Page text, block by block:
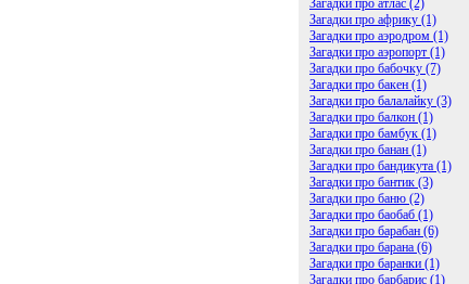
Загадки про атлас (2)
Загадки про африку (1)
Загадки про аэродром (1)
Загадки про аэропорт (1)
Загадки про бабочку (7)
Загадки про бакен (1)
Загадки про балалайку (3)
Загадки про балкон (1)
Загадки про бамбук (1)
Загадки про банан (1)
Загадки про бандикута (1)
Загадки про бантик (3)
Загадки про баню (2)
Загадки про баобаб (1)
Загадки про барабан (6)
Загадки про барана (6)
Загадки про баранки (1)
Загадки про барбарис (1)